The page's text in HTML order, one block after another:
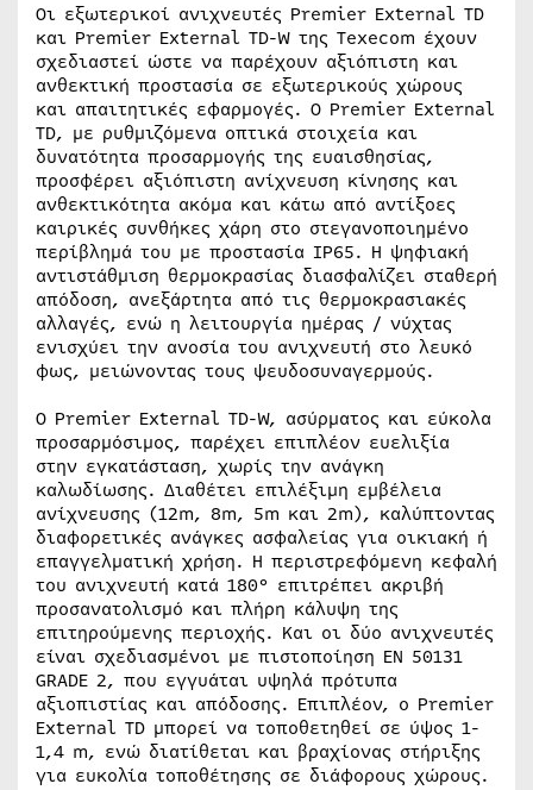
Οι εξωτερικοί ανιχνευτές Premier External TD
και Premier External TD-W της Texecom έχουν
σχεδιαστεί ώστε να παρέχουν αξιόπιστη και
ανθεκτική προστασία σε εξωτερικούς χώρους
και απαιτητικές εφαρμογές. Ο Premier External
TD, με ρυθμιζόμενα οπτικά στοιχεία και
δυνατότητα προσαρμογής της ευαισθησίας,
προσφέρει αξιόπιστη ανίχνευση κίνησης και
ανθεκτικότητα ακόμα και κάτω από αντίξοες
καιρικές συνθήκες χάρη στο στεγανοποιημένο
περίβλημά του με προστασία IP65. Η ψηφιακή
αντιστάθμιση θερμοκρασίας διασφαλίζει σταθερή
απόδοση, ανεξάρτητα από τις θερμοκρασιακές
αλλαγές, ενώ η λειτουργία ημέρας / νύχτας
ενισχύει την ανοσία του ανιχνευτή στο λευκό
φως, μειώνοντας τους ψευδοσυναγερμούς.
Ο Premier External TD-W, ασύρματος και εύκολα
προσαρμόσιμος, παρέχει επιπλέον ευελιξία
στην εγκατάσταση, χωρίς την ανάγκη
καλωδίωσης. Διαθέτει επιλέξιμη εμβέλεια
ανίχνευσης (12m, 8m, 5m και 2m), καλύπτοντας
διαφορετικές ανάγκες ασφαλείας για οικιακή ή
επαγγελματική χρήση. Η περιστρεφόμενη κεφαλή
του ανιχνευτή κατά 180° επιτρέπει ακριβή
προσανατολισμό και πλήρη κάλυψη της
επιτηρούμενης περιοχής. Και οι δύο ανιχνευτές
είναι σχεδιασμένοι με πιστοποίηση EN 50131
GRADE 2, που εγγυάται υψηλά πρότυπα
αξιοπιστίας και απόδοσης. Επιπλέον, ο Premier
External TD μπορεί να τοποθετηθεί σε ύψος 1-
1,4 m, ενώ διατίθεται και βραχίονας στήριξης
για ευκολία τοποθέτησης σε διάφορους χώρους.